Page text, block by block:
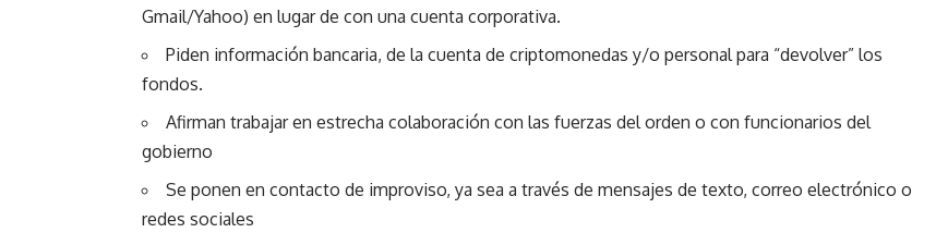
Gmail/Yahoo) en lugar de con una cuenta corporativa.
Piden información bancaria, de la cuenta de criptomonedas y/o personal para “devolver” los
fondos.
Afirman trabajar en estrecha colaboración con las fuerzas del orden o con funcionarios del
gobierno
Se ponen en contacto de improviso, ya sea a través de mensajes de texto, correo electrónico o
redes sociales